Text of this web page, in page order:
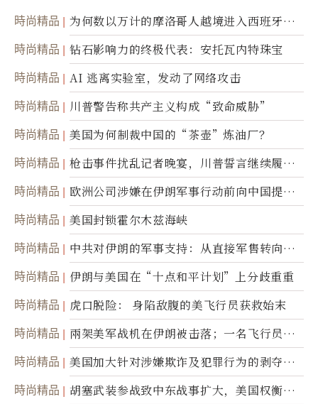
時尚精品
为何数以万计的摩洛哥人越境进入西班牙休
达
時尚精品 钻石影响力的终极代表：安托瓦内特珠宝
時尚精品 AI 逃离实验室，发动了网络攻击
時尚精品 川普警告称共产主义构成“致命威胁”
時尚精品 美国为何制裁中国的“茶壶”炼油厂？
時尚精品
枪击事件扰乱记者晚宴，川普誓言继续履行
职责
時尚精品
欧洲公司涉嫌在伊朗军事行动前向中国提供
美军基地的卫星图像
時尚精品 美国封锁霍尔木兹海峡
時尚精品
中共对伊朗的军事支持：从直接军售转向间
接技术转让
時尚精品 伊朗与美国在“十点和平计划”上分歧重重
時尚精品 虎口脱险： 身陷敌腹的美飞行员获救始末
時尚精品
兩架美军战机在伊朗被击落；一名飞行员失
踪
時尚精品
美国加大针对涉嫌欺诈及犯罪行为的剥夺公
民权力度
時尚精品
胡塞武装参战致中东战事扩大，美国权衡地